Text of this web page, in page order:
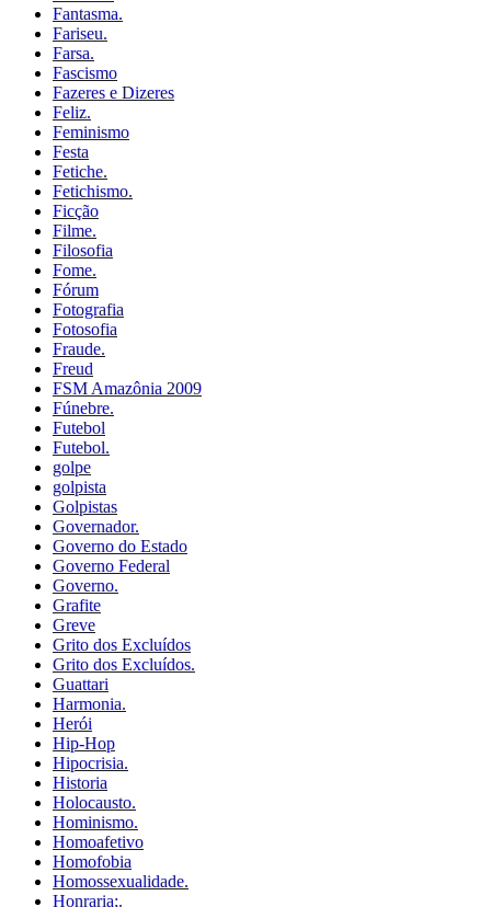
Fantasma.
Fariseu.
Farsa.
Fascismo
Fazeres e Dizeres
Feliz.
Feminismo
Festa
Fetiche.
Fetichismo.
Ficção
Filme.
Filosofia
Fome.
Fórum
Fotografia
Fotosofia
Fraude.
Freud
FSM Amazônia 2009
Fúnebre.
Futebol
Futebol.
golpe
golpista
Golpistas
Governador.
Governo do Estado
Governo Federal
Governo.
Grafite
Greve
Grito dos Excluídos
Grito dos Excluídos.
Guattari
Harmonia.
Herói
Hip-Hop
Hipocrisia.
Historia
Holocausto.
Hominismo.
Homoafetivo
Homofobia
Homossexualidade.
Honraria;.